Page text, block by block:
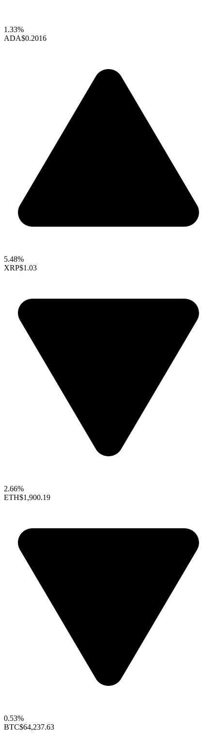
1.33%
ADA$0.2016
5.48%
XRP$1.03
2.66%
ETH$1,900.19
0.53%
BTC$64,237.63